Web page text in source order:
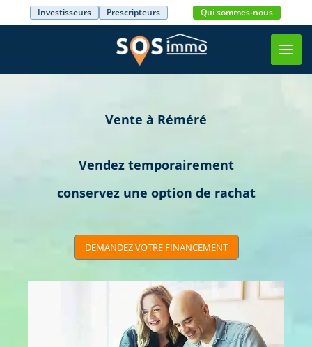
Investisseurs Prescripteurs Qui sommes-nous
Vente à Réméré
Vendez temporairement
conservez une option de rachat
DEMANDEZ VOTRE FINANCEMENT